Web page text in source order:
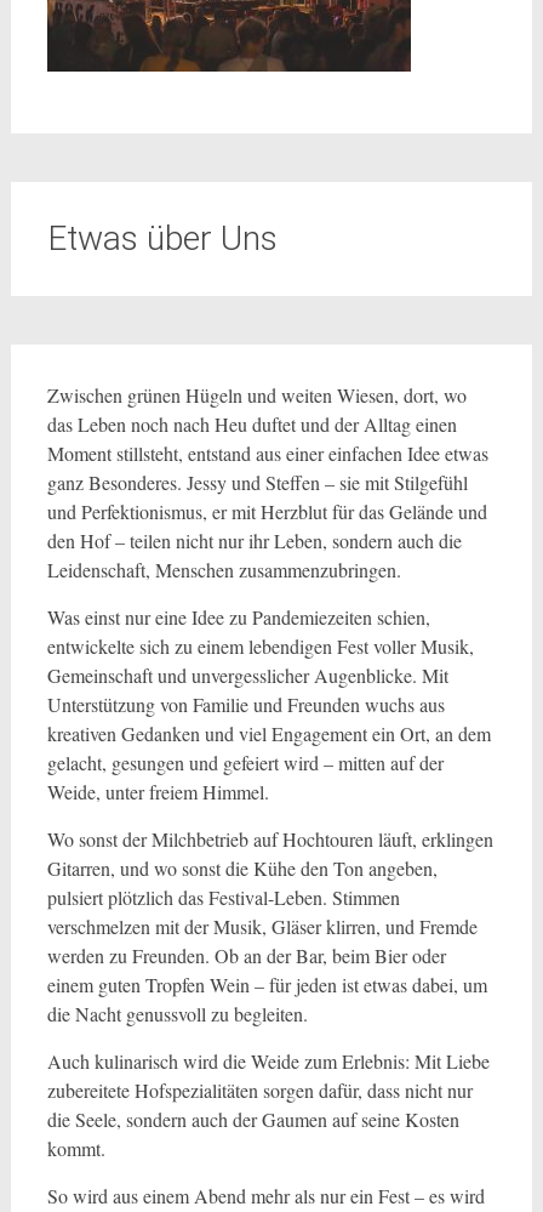
Etwas über Uns
Zwischen grünen Hügeln und weiten Wiesen, dort, wo
das Leben noch nach Heu duftet und der Alltag einen
Moment stillsteht, entstand aus einer einfachen Idee etwas
ganz Besonderes. Jessy und Steffen – sie mit Stilgefühl
und Perfektionismus, er mit Herzblut für das Gelände und
den Hof – teilen nicht nur ihr Leben, sondern auch die
Leidenschaft, Menschen zusammenzubringen.
Was einst nur eine Idee zu Pandemiezeiten schien,
entwickelte sich zu einem lebendigen Fest voller Musik,
Gemeinschaft und unvergesslicher Augenblicke. Mit
Unterstützung von Familie und Freunden wuchs aus
kreativen Gedanken und viel Engagement ein Ort, an dem
gelacht, gesungen und gefeiert wird – mitten auf der
Weide, unter freiem Himmel.
Wo sonst der Milchbetrieb auf Hochtouren läuft, erklingen
Gitarren, und wo sonst die Kühe den Ton angeben,
pulsiert plötzlich das Festival-Leben. Stimmen
verschmelzen mit der Musik, Gläser klirren, und Fremde
werden zu Freunden. Ob an der Bar, beim Bier oder
einem guten Tropfen Wein – für jeden ist etwas dabei, um
die Nacht genussvoll zu begleiten.
Auch kulinarisch wird die Weide zum Erlebnis: Mit Liebe
zubereitete Hofspezialitäten sorgen dafür, dass nicht nur
die Seele, sondern auch der Gaumen auf seine Kosten
kommt.
So wird aus einem Abend mehr als nur ein Fest – es wird